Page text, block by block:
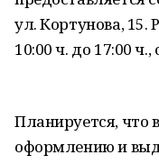
ул. Кортунова, 15.
10:00 ч. до 17:00 ч.,
Планируется, что
оформлению и